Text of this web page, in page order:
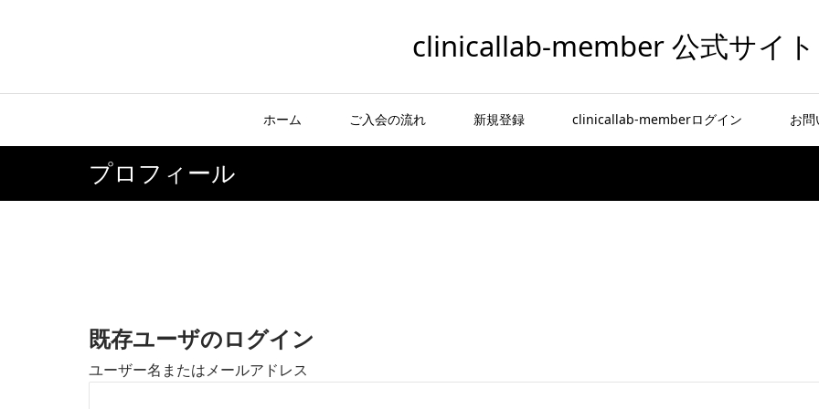
clinicallab-member 公式サイト
ホーム ご入会の流れ 新規登録 clinicallab-memberログイン お
プロフィール
既存ユーザのログイン
ユーザー名またはメールアドレス